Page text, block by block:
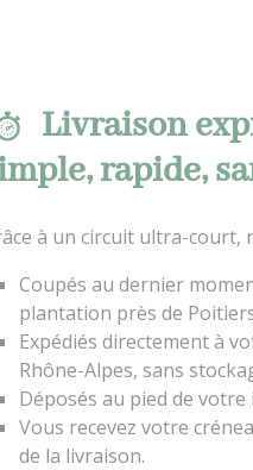
Livraison
rapide,
à un circuit ultra-court,
Coupés au dernier
plantation près de
Expédiés directement à
Rhône-Alpes, sans
Déposés au pied de
Vous recevez votre
de la livraison.